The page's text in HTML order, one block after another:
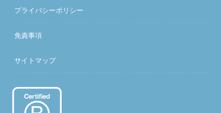
プライバシーポリシー
免責事項
サイトマップ